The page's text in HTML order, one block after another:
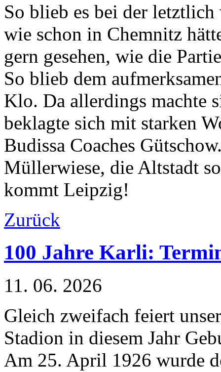
So blieb es bei der
wie schon in Chemnitz
gern gesehen, wie die
So blieb dem
Klo. Da allerdings machte
beklagte sich mit starken
Budissa Coaches
Müllerwiese, die Altstadt
kommt Leipzig!
Zurück
100 Jahre Karli:
11. 06. 2026
Gleich zweifach feiert unser
Stadion in diesem Jahr
Am 25. April 1926 wurde